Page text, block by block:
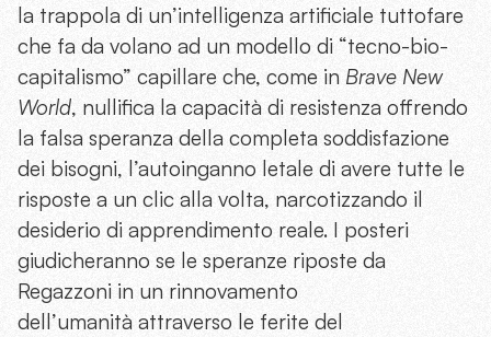
la trappola di un’intelligenza artificiale tuttofare
che fa da volano ad un modello di “tecno-bio-
capitalismo” capillare che, come in Brave New
World, nullifica la capacità di resistenza offrendo
la falsa speranza della completa soddisfazione
dei bisogni, l’autoinganno letale di avere tutte le
risposte a un clic alla volta, narcotizzando il
desiderio di apprendimento reale. I posteri
giudicheranno se le speranze riposte da
Regazzoni in un rinnovamento
dell’umanità attraverso le ferite del